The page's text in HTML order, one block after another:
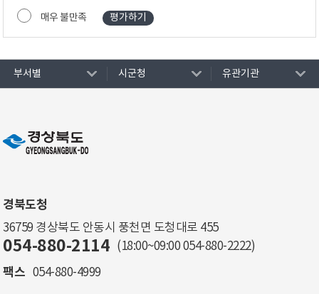
매우 불만족
부서별 시군청 유관기관
경북도청
36759 경상북도 안동시 풍천면 도청대로 455
054-880-2114 (18:00~09:00 054-880-2222)
팩스 054-880-4999